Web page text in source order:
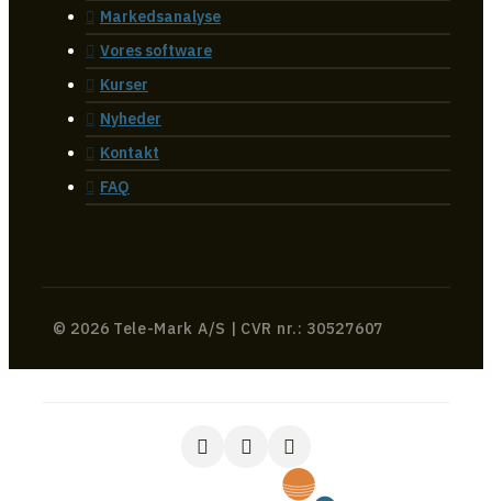
Markedsanalyse
Vores software
Kurser
Nyheder
Kontakt
FAQ
© 2026 Tele-Mark A/S | CVR nr.: 30527607